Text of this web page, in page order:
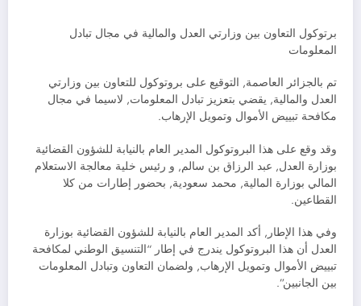
برتوكول التعاون بين وزارتي العدل والمالية في مجال تبادل
المعلومات
تم بالجزائر العاصمة, التوقيع على بروتوكول للتعاون بين وزارتي
العدل والمالية, يقضي بتعزيز تبادل المعلومات, لاسيما في مجال
مكافحة تبييض الأموال وتمويل الإرهاب.
وقد وقع على هذا البروتوكول المدير العام بالنيابة للشؤون القضائية
بوزارة العدل, عبد الرزاق بن سالم, و رئيس خلية معالجة الاستعلام
المالي بوزارة المالية, محمد سعودية, بحضور إطارات من كلا
القطاعين.
وفي هذا الإطار, أكد المدير العام بالنيابة للشؤون القضائية بوزارة
العدل أن هذا البروتوكول يندرج في إطار “التنسيق الوطني لمكافحة
تبييض الأموال وتمويل الإرهاب, ولضمان التعاون وتبادل المعلومات
بين الجانبين”.